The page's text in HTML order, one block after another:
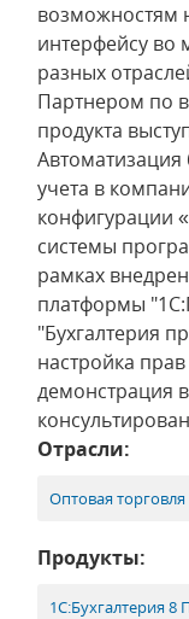
возможностям
интерфейсу во
разных
Партнером по
продукта
Автоматизация
учета в
конфигурации
системы
рамках
платформы
"Бухгалтерия
настройка
демонстрация
Отрасли:
Оптовая торговля
Продукты:
1С:Бухгалтерия